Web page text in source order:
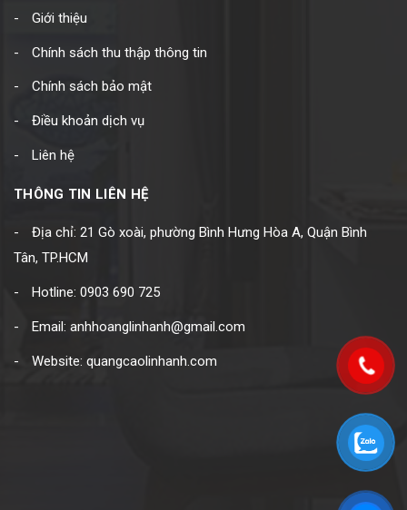
Giới thiệu
Chính sách thu thập thông tin
Chính sách bảo mật
Điều khoản dịch vụ
Liên hệ
THÔNG TIN LIÊN HỆ
Địa chỉ: 21 Gò xoài, phường Bình Hưng Hòa A, Quận Bình
Tân, TP.HCM
Hotline: 0903 690 725
Email: anhhoanglinhanh@gmail.com
Website: quangcaolinhanh.com